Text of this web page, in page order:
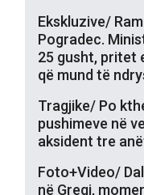
Ekskluzive/
Pogradec.
25 gusht, pritet
që mund të
Tragjike/ Po
pushimeve në
aksident tre
Foto+Video/
në Greqi,